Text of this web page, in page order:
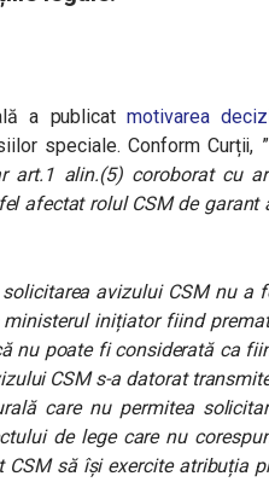
a publicatmotivarea
speciale. Conform Curții, ”
art.1 alin.(5) coroborat cu
afectat rolul CSM de garant
avizului CSM nu a
inițiator fiind
nu poate fi considerată ca
CSM s-a datorat
care nu permitea
de lege care nu
CSM să își exercite atribuția